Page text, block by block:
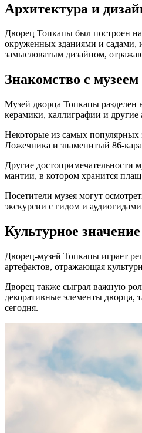
Архитектура и
Дворец Топкапы был построен
окруженных зданиями и садами,
замысловатым дизайном,
Знакомство с музеем
Музей дворца Топкапы разделен
керамики, каллиграфии и
Некоторые из самых
Ложечника и знаменитый 86-
Другие
мантии, в котором хранится
Посетители музея могут
экскурсии с гидом и
Культурное
Дворец-музей Топкапы играет
артефактов, отражающая
Дворец также сыграл важную
декоративные элементы дворца,
сегодня.